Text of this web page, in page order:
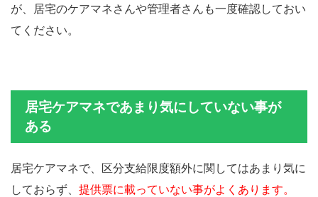
が、居宅のケアマネさんや管理者さんも一度確認しておい
てください。
居宅ケアマネであまり気にしていない事が
ある
居宅ケアマネで、区分支給限度額外に関してはあまり気に
しておらず、 提供票に載っていない事がよくあります。